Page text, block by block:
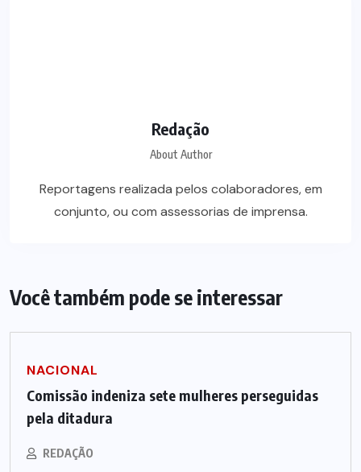
Redação
About Author
Reportagens realizada pelos colaboradores, em
conjunto, ou com assessorias de imprensa.
Você também pode se interessar
NACIONAL
Comissão indeniza sete mulheres perseguidas
pela ditadura
REDAÇÃO